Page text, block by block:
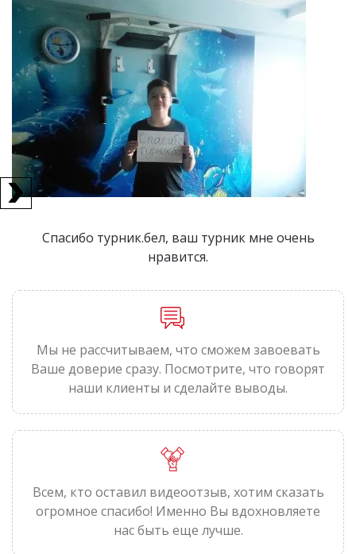
Мы не рассчитываем, что сможем завоевать
Ваше доверие сразу. Посмотрите, что говорят
наши клиенты и сделайте выводы.
Всем, кто оставил видеоотзыв, хотим сказать
огромное спасибо! Именно Вы вдохновляете
нас быть еще лучше.
Спасибо турник.бел, ваш турник мне очень
нравится.